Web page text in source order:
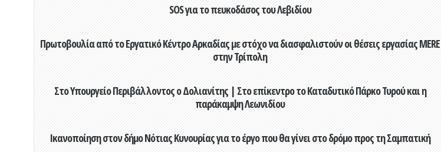
SOS για το πευκοδάσος του Λεβιδίου
Πρωτοβουλία από το Εργατικό Κέντρο Αρκαδίας με στόχο να διασφαλιστούν οι θέσεις εργασίας MERE
στην Τρίπολη
Στο Υπουργείο Περιβάλλοντος ο Δολιανίτης | Στο επίκεντρο το Καταδυτικό Πάρκο Τυρού και η
παράκαμψη Λεωνιδίου
Ικανοποίηση στον δήμο Νότιας Κυνουρίας για το έργο που θα γίνει στο δρόμο προς τη Σαμπατική